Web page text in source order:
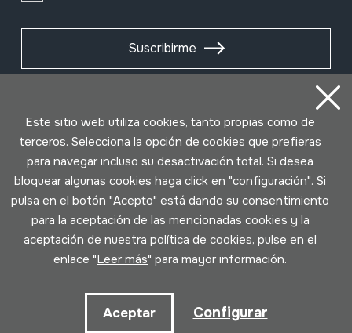
Suscribirme
Política de cookies
Desarrollado por Lotura
Este sitio web utiliza cookies, tanto propias como de
terceros. Selecciona la opción de cookies que prefieras
para navegar incluso su desactivación total. Si desea
bloquear algunas cookies haga click en "configuración". Si
pulsa en el botón "Acepto" está dando su consentimiento
para la aceptación de las mencionadas cookies y la
aceptación de nuestra política de cookies, pulse en el
enlace "Leer más" para mayor información.
Aceptar Configurar